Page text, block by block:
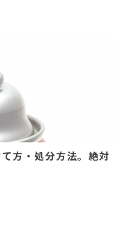
方・処分方法。絶対